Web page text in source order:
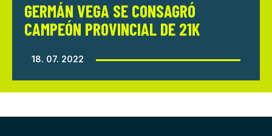
GERMÁN VEGA SE CONSAGRÓ
CAMPEÓN PROVINCIAL DE 21K
18. 07. 2022